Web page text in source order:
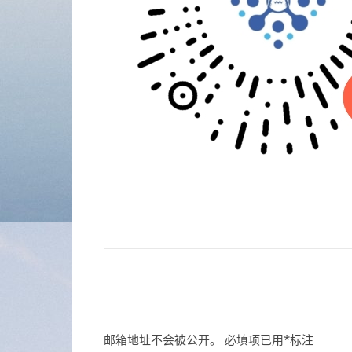
邮箱地址不会被公开。 必填项已用*标注